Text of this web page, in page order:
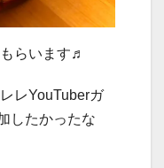
らいます♬
レYouTuberガ
したかったな